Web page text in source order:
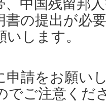
、中国残留邦
書の提出が必
します。
申請をお願い
でご注意くだ